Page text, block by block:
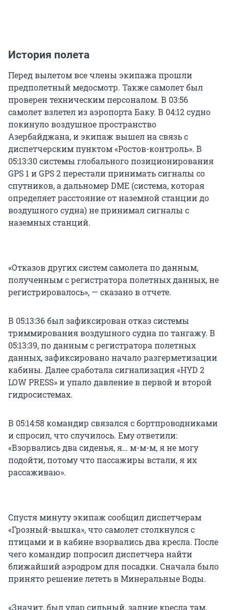
История полета
Перед вылетом все члены экипажа прошли
предполетный медосмотр. Также самолет был
проверен техническим персоналом. В 03:56
самолет взлетел из аэропорта Баку. В 04:12 судно
покинуло воздушное пространство
Азербайджана, и экипаж вышел на связь с
диспетчерским пунктом «Ростов-контроль». В
05:13:30 системы глобального позиционирования
GPS 1 и GPS 2 перестали принимать сигналы со
спутников, а дальномер DME (система, которая
определяет расстояние от наземной станции до
воздушного судна) не принимал сигналы с
наземных станций.
«Отказов других систем самолета по данным,
полученным с регистратора полетных данных, не
регистрировалось», — сказано в отчете.
В 05:13:36 был зафиксирован отказ системы
триммирования воздушного судна по тангажу. В
05:13:39, по данным с регистратора полетных
данных, зафиксировано начало разгерметизации
кабины. Далее сработала сигнализация «HYD 2
LOW PRESS» и упало давление в первой и второй
гидросистемах.
В 05:14:58 командир связался с бортпроводниками
и спросил, что случилось. Ему ответили:
«Взорвались два сиденья, я… м-м-м, я не могу
подойти, потому что пассажиры встали, я их
рассаживаю».
Спустя минуту экипаж сообщил диспетчерам
«Грозный-вышка», что самолет столкнулся с
птицами и в кабине взорвались два кресла. После
чего командир попросил диспетчера найти
ближайший аэродром для посадки. Сначала было
принято решение лететь в Минеральные Воды.
«Значит, был удар сильный, задние кресла там,